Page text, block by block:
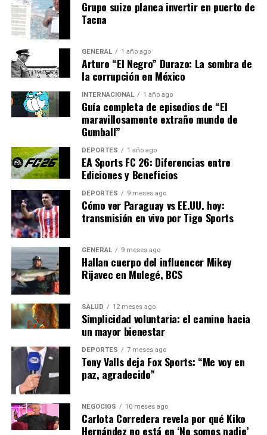
Además, se están explorando otras soluciones
innovadoras. Por ejemplo, el desarrollo de tecnologías
de almacenamiento de energía podría ayudar a
estabilizar la oferta y la demanda. También se está
considerando la posibilidad de aumentar la capacidad de
importación de gas natural licuado (GNL) desde países
como Estados Unidos y Qatar.
En el ámbito político, se están llevando a cabo
negociaciones para mejorar la cooperación energética
entre los países de la Unión Europea, con el fin de crear
un mercado energético más integrado y resistente.
Conclusiones
La crisis energética en Europa es un desafío complejo
que requiere una respuesta coordinada y multifacética.
Si bien las soluciones a corto plazo son necesarias para
aliviar el impacto inmediato, es crucial que los líderes
europeos se enfoquen en estrategias sostenibles a largo
plazo para garantizar la seguridad energética y cumplir
con los objetivos climáticos.
cómo Europa manejará la demanda energética y qué
medidas adicionales se implementarán para evitar una
crisis más profunda. La situación actual podría ser un
energética de la región.
Grupo suizo planea invertir en puerto de
Tacna
GENERAL 1 año ago
Arturo “El Negro” Durazo: La sombra de
la corrupción en México
INTERNACIONAL 1 año ago
Guía completa de episodios de “El
maravillosamente extraño mundo de
Gumball”
DEPORTES 1 año ago
EA Sports FC 26: Diferencias entre
Ediciones y Beneficios
DEPORTES 9 meses ago
Cómo ver Paraguay vs EE.UU. hoy:
transmisión en vivo por Tigo Sports
GENERAL 9 meses ago
Hallan cuerpo del influencer Mikey
Rijavec en Mulegé, BCS
SALUD 12 meses ago
Simplicidad voluntaria: el camino hacia
un mayor bienestar
DEPORTES 7 meses ago
Tony Valls deja Fox Sports: “Me voy en
paz, agradecido”
NEGOCIOS 10 meses ago
Carlota Corredera revela por qué Kiko
Hernández no está en ‘No somos nadie’